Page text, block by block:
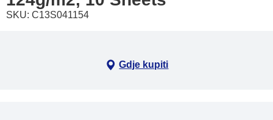
SKU: C13S041154
Gdje kupiti